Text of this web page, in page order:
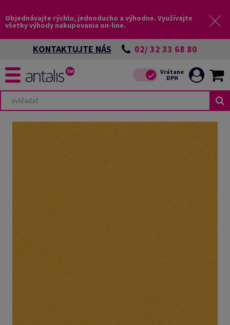
Objednávajte rýchlo, jednoducho a výhodne. Využívajte
všetky výhody nakupovania on-line.
KONTAKTUJTE NÁS 02/ 32 33 68 80